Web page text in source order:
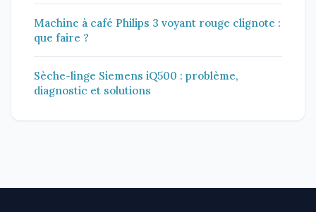
Machine à café Philips 3 voyant rouge clignote :
que faire ?
Sèche-linge Siemens iQ500 : problème,
diagnostic et solutions